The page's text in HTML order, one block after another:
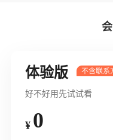
体验版
好不好用先试试看
¥ 0